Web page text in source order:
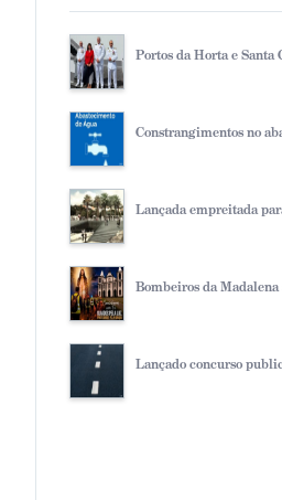
Portos da Horta e Santa
Constrangimentos no
Lançada empreitada
Bombeiros da
Lançado concurso